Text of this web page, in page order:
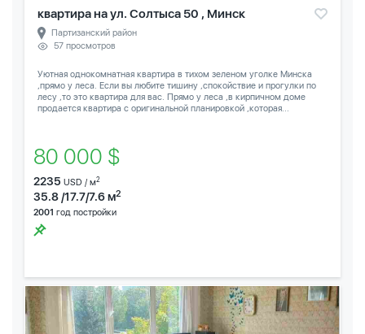
квартира на ул. Солтыса 50 , Минск
Партизанский район
57 просмотров
Уютная однокомнатная квартира в тихом зеленом уголке Минска
,прямо у леса. Если вы любите тишину ,спокойствие и прогулки по
лесу ,то это квартира для вас. Прямо у леса ,в кирпичном доме
продается квартира с оригинальной планировкой ,которая...
80 000 $
2235 USD / м2
35.8 /17.7/7.6 м2
2001 год постройки